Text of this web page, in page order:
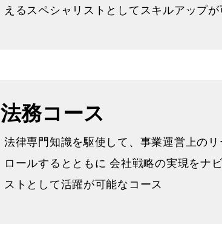
えるスペシャリストとしてスキルアップが
法務コース
法律専門知識を駆使して、事業運営上の
ロールするとともに 会社戦略の実現をナ
ストとして活躍が可能なコース